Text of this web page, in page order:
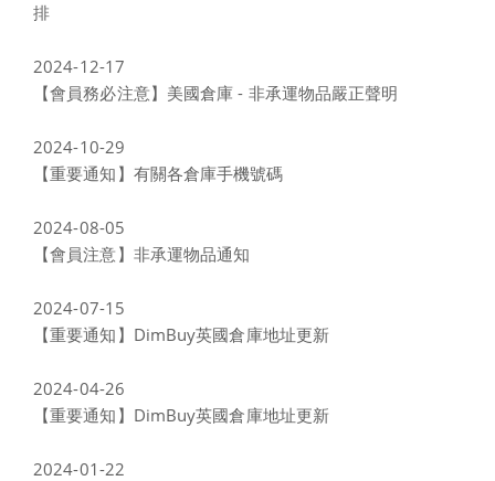
排
2024-12-17
【會員務必注意】美國倉庫 - 非承運物品嚴正聲明
2024-10-29
【重要通知】有關各倉庫手機號碼
2024-08-05
【會員注意】非承運物品通知
2024-07-15
【重要通知】DimBuy英國倉庫地址更新
2024-04-26
【重要通知】DimBuy英國倉庫地址更新
2024-01-22